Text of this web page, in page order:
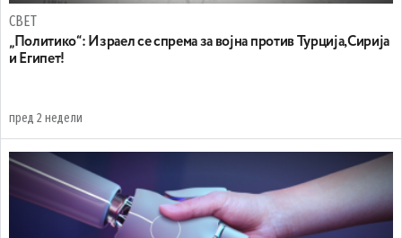
СВЕТ
„Политико“: Израел се спрема за војна против Турција,Сирија
и Египет!
пред 2 недели